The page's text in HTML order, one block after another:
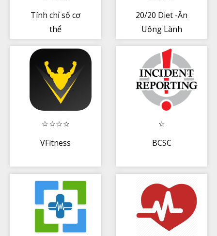
Tính chỉ số cơ
thể
20/20 Diet -Ăn
Uống Lành
VFitness BCSC